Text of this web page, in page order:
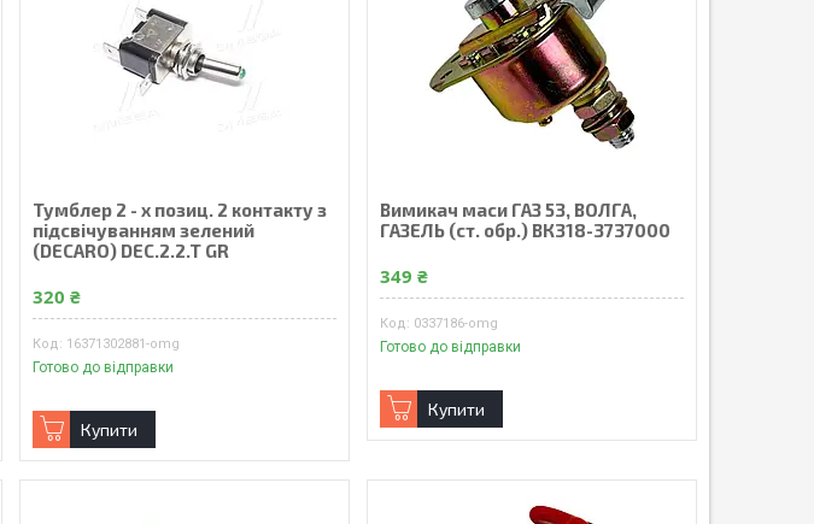
Тумблер 2 - х позиц. 2 контакту з
підсвічуванням зелений
(DECARO) DEC.2.2.T GR
320 ₴
16371302881-omg
Готово до відправки
Купити
Вимикач маси ГАЗ 53, ВОЛГА,
ГАЗЕЛЬ (ст. обр.) ВК318-3737000
349 ₴
0337186-omg
Готово до відправки
Купити